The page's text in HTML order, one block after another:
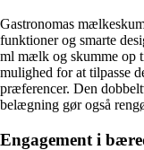
Gastronomas
funktioner og smarte
ml mælk og skumme op
mulighed for at tilpasse
præferencer. Den
belægning gør også
Engagement i